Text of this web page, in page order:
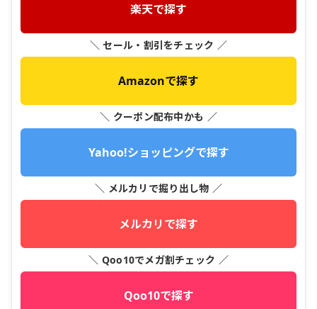
楽天で探す
＼ セール・割引をチェック ／
Amazonで探す
＼ クーポン配布中かも ／
Yahoo!ショッピングで探す
＼ メルカリで掘り出し物 ／
メルカリで探す
＼ Qoo10でメガ割チェック ／
Qoo10で探す